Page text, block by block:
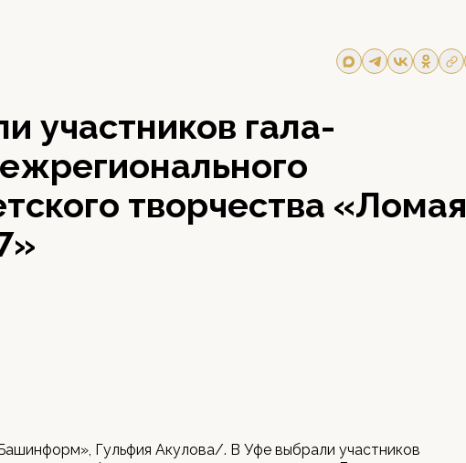
участников гала-
творчества «Ломая
Гульфия Акулова/. В Уфе выбрали участников